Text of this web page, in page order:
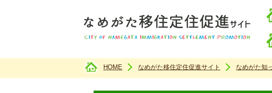
なめ
現在のページ
HOME なめがた移住定住促進サイト なめがた知